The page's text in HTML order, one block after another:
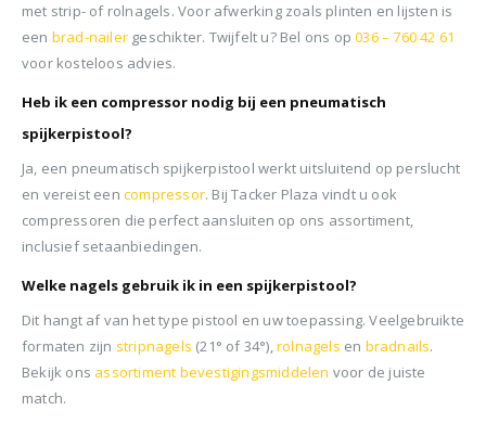
met strip- of rolnagels. Voor afwerking zoals plinten en lijsten is
een brad-nailer geschikter. Twijfelt u? Bel ons op036 – 760 42 61
voor kosteloos advies.
Heb ik een compressor nodig bij een pneumatisch
spijkerpistool?
Ja, een pneumatisch spijkerpistool werkt uitsluitend op perslucht
en vereist een compressor. Bij Tacker Plaza vindt u ook
compressoren die perfect aansluiten op ons assortiment,
inclusief setaanbiedingen.
Welke nagels gebruik ik in een spijkerpistool?
Dit hangt af van het type pistool en uw toepassing. Veelgebruikte
formaten zijn stripnagels (21° of 34°),rolnagels en bradnails.
Bekijk ons assortiment bevestigingsmiddelen voor de juiste
match.